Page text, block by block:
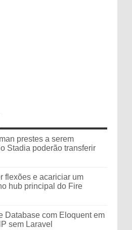
prestes a serem
Stadia poderão transferir
flexões e acariciar um
hub principal do Fire
Database com Eloquent em
sem Laravel